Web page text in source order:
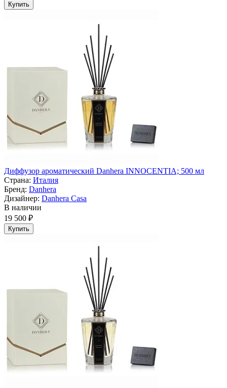
Купить
Диффузор ароматический Danhera INNOCENTIA; 500 мл
Страна: Италия
Бренд: Danhera
Дизайнер: Danhera Casa
В наличии
19 500 ₽
Купить